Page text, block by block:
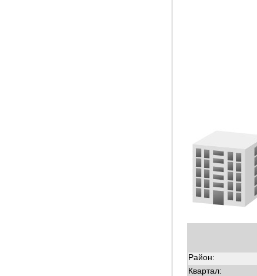
Район:
Квартал: